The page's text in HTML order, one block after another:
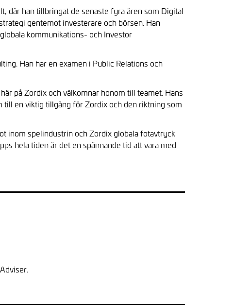
där han tillbringat de senaste fyra åren som Digital
gentemot investerare och börsen. Han
kommunikations- och Investor
Han har en examen i Public Relations och
på Zordix och välkomnar honom till teamet. Hans
en viktig tillgång för Zordix och den riktning som
inom spelindustrin och Zordix globala fotavtryck
hela tiden är det en spännande tid att vara med